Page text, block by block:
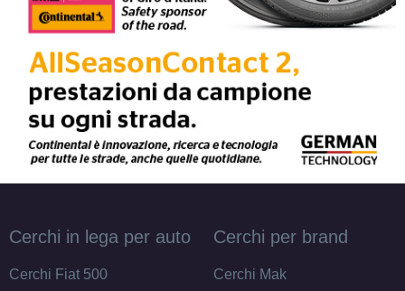
Cerchi in lega per auto
Cerchi Fiat 500
Cerchi per brand
Cerchi Mak